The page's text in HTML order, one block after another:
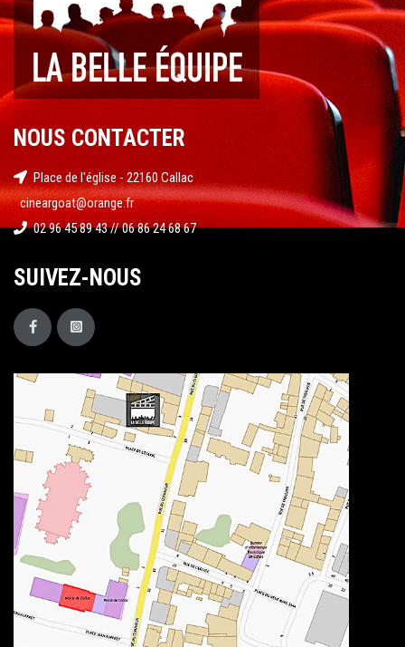
NOUS CONTACTER
Place de l'église - 22160 Callac
cineargoat@orange.fr
02 96 45 89 43 // 06 86 24 68 67
SUIVEZ-NOUS